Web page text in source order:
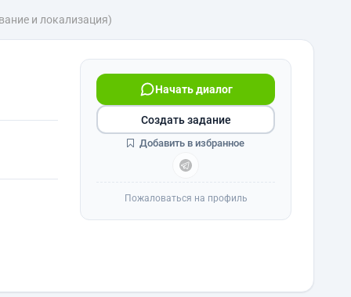
и локализация)
Начать диалог
Создать задание
Добавить в избранное
Пожаловаться на профиль